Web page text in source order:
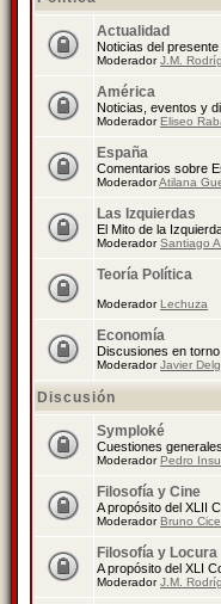
Actualidad
Noticias del
ModeradorJ.M.
América
Noticias, eventos y
ModeradorEliseo
España
Comentarios sobre
ModeradorAtilana
Las Izquierdas
El Mito de la
ModeradorSantiago
Teoría Política
ModeradorLechuza
Economía
Discusiones en
ModeradorJavier
Discusión
Symploké
Cuestiones
ModeradorPedro
Filosofía y Cine
A propósito del XLII
ModeradorBruno
Filosofía y Locura
A propósito del XLI
ModeradorJ.M.